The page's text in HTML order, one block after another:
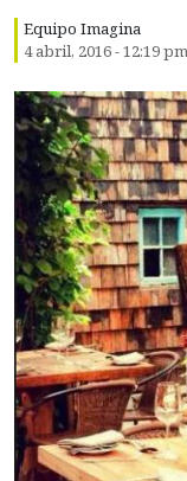
Equipo Imagina
4 abril, 2016 - 12:19 pm